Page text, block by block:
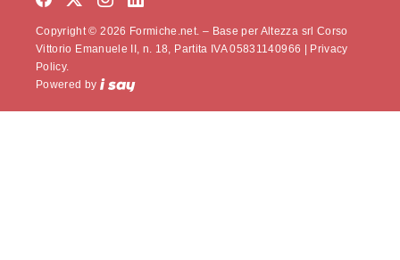
Copyright © 2026 Formiche.net. – Base per Altezza srl Corso
Vittorio Emanuele II, n. 18, Partita IVA 05831140966 |
Privacy
Policy.
Powered by